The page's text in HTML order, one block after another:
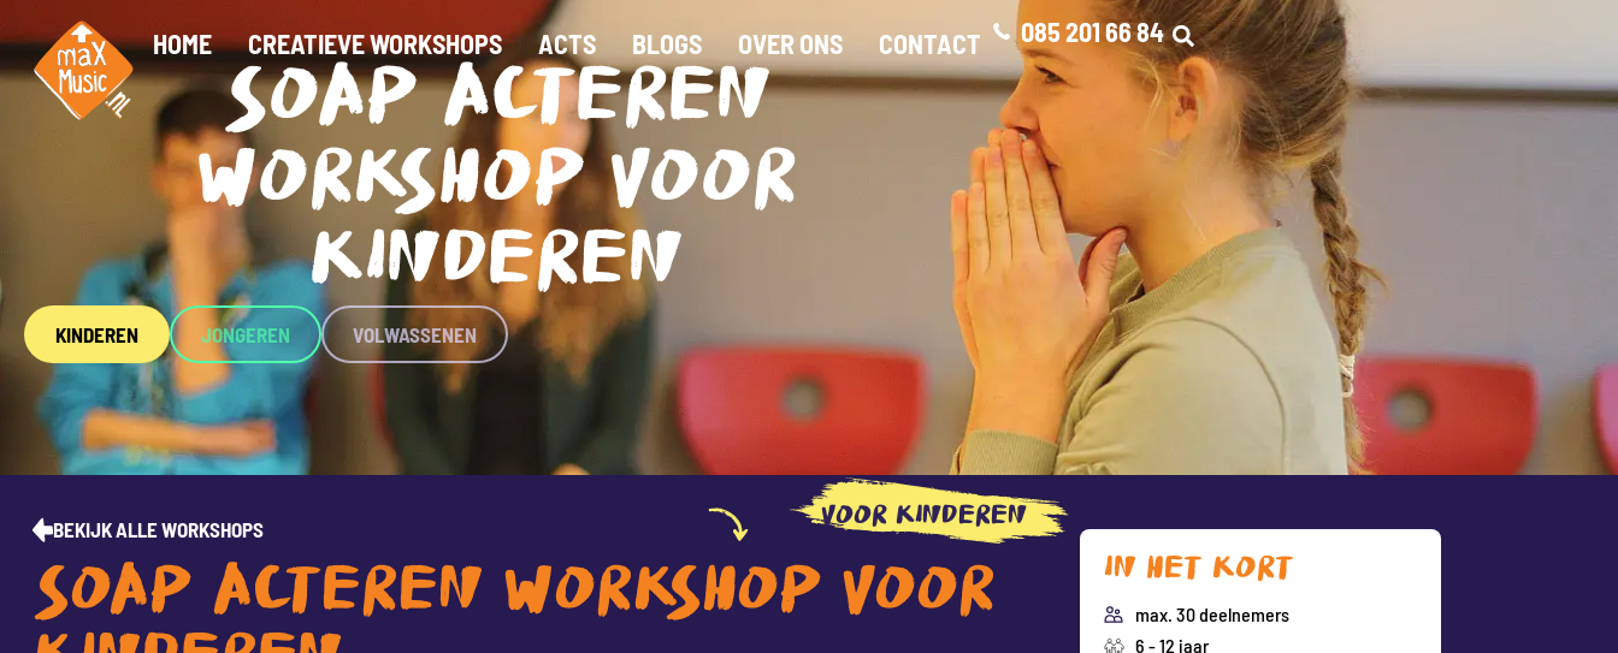
HOME CREATIEVE WORKSHOPS ACTS BLOGS OVER ONS CONTACT 085 201 66 84
SOAP ACTEREN
WORKSHOP VOOR
KINDEREN
KINDEREN JONGEREN VOLWASSENEN
BEKIJK ALLE WORKSHOPS VOOR KINDEREN
SOAP ACTEREN WORKSHOP VOOR
In het kort
max. 30 deelnemers
6 - 12 jaar